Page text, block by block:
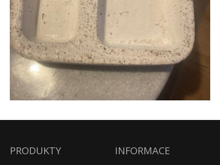
Pískovec
Solitéry
Kamenné bloky
Výrobky z kamene na zakázku
BERA GRAVEL FIX
Creative Floor
Terazzo
MLATOVÉ POVRCHY
PRODUKTY INFORMACE